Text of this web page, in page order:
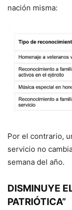
nación misma:
Por el contrario,
servicio no
semana del año.
DISMINUYE
PATRIÓTICA”